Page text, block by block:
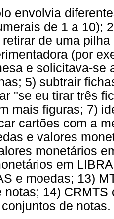
envolvia
de 1 a 10);
retirar de uma
(por
e solicitava-se
5) subtrair
"se eu tirar três
mais figuras; 7)
cartões com a
e valores
monetários
em
e moedas; 13)
notas; 14)
de notas.